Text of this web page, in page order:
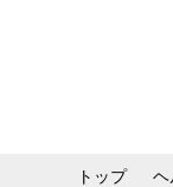
トップ ヘ